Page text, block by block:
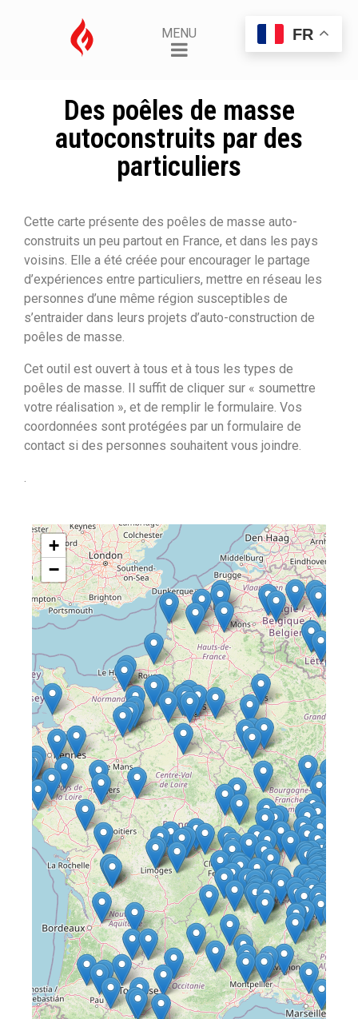
MENU
Des poêles de masse
autoconstruits par des
particuliers
Cette carte présente des poêles de masse auto-
construits un peu partout en France, et dans les pays
voisins. Elle a été créée pour encourager le partage
d’expériences entre particuliers, mettre en réseau les
personnes d’une même région susceptibles de
s’entraider dans leurs projets d’auto-construction de
poêles de masse.
Cet outil est ouvert à tous et à tous les types de
poêles de masse. Il suffit de cliquer sur « soumettre
votre réalisation », et de remplir le formulaire. Vos
coordonnées sont protégées par un formulaire de
contact si des personnes souhaitent vous joindre.
.
+
−
FR